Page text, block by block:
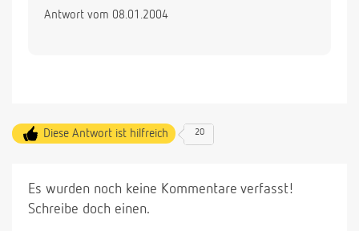
Antwort vom 08.01.2004
Diese Antwort ist hilfreich 20
Es wurden noch keine Kommentare verfasst!
Schreibe doch einen.